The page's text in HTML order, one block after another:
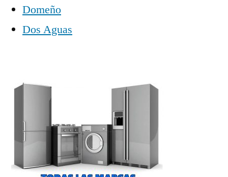
Domeño
Dos Aguas